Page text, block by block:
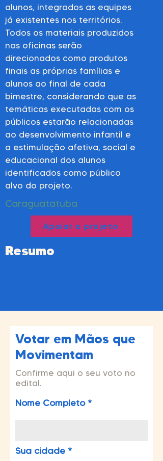
alunos, integrados as equipes
já existentes nos territórios.
Todos os materiais produzidos
nas oficinas serão
direcionados como produtos
finais as próprias famílias e
alunos ao final de cada
bimestre, considerando que as
temáticas executadas com os
públicos estarão relacionadas
ao desenvolvimento infantil e
a estimulação afetiva, social e
educacional dos alunos
identificados como público
alvo do projeto.
Caraguatatuba
Apoiar o projeto
Resumo
Votar em Mãos que
Movimentam
Confirme aqui o seu voto no
edital.
Nome Completo
Sua cidade